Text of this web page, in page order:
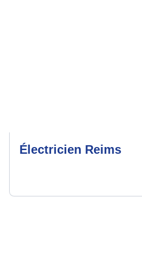
Électricien Reims